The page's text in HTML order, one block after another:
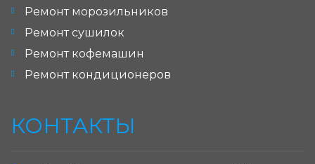
Ремонт морозильников
Ремонт сушилок
Ремонт кофемашин
Ремонт кондиционеров
КОНТАКТЫ